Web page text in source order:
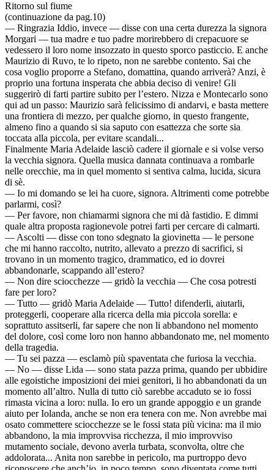
Ritorno sul fiume
(continuazione da pag.10)
— Ringrazia Iddio, invece — disse con una certa durezza la signora
Morgari — tua madre e tuo padre morirebbero di crepacuore se
vedessero il loro nome insozzato in questo sporco pasticcio. E anche
Maurizio di Ruvo, te lo ripeto, non ne sarebbe contento. Sai che
cosa voglio proporre a Stefano, domattina, quando arriverà? Anzi, è
proprio una fortuna insperata che abbia deciso di venire! Gli
suggerirò di farti partire subito per l’estero. Nizza e Montecarlo sono
qui ad un passo: Maurizio sarà felicissimo di andarvi, e basta mettere
una frontiera di mezzo, per qualche giorno, in questo frangente,
almeno fino a quando si sia saputo con esattezza che sorte sia
toccata alla piccola, per evitare scandali...
Finalmente Maria Adelaide lasciò cadere il giornale e si volse verso
la vecchia signora. Quella musica dannata continuava a rombarle
nelle orecchie, ma in quel momento si sentiva calma, lucida, sicura
di sè.
— Io mi domando se lei ha cuore, signora. Altrimenti come potrebbe
parlarmi, così?
— Per favore, non chiamarmi signora che mi dà fastidio. E dimmi
quale altra proposta ragionevole potrei farti per cercare di calmarti.
— Ascolti — disse con tono sdegnato la giovinetta — le persone
che mi hanno raccolto, nutrito, allevato a prezzo di sacrifici, si
trovano in un momento tragico, drammatico, ed io dovrei
abbandonarle, scappando all’estero?
— Non dire sciocchezze — gridò la vecchia — Che cosa potresti
fare per loro?
— Tutto — gridò Maria Adelaide — Tutto! difenderli, aiutarli,
proteggerli, cooperare alla ricerca della mia piccola sorella: e
soprattuto assitserli, far sapere che non li abbandono nel momento
del dolore, così come loro non hanno abbandonato me, nel momento
della tragedia.
— Tu sei pazza — esclamò più spaventata che furiosa la vecchia.
— No — disse Lida — sono stata pazza prima, quando per ubbidire
alle egoistiche imposizioni dei miei genitori, li ho abbandonati da un
momento all’altro. Nulla di tutto ciò sarebbe accaduto se io fossi
rimasta vicina a loro: nulla. Io ero un grande appoggio e un grande
aiuto per Iolanda, anche se non era tenera con me. Non avrebbe mai
osato commettere sciocchezze se le fossi stata più vicina: ma il mio
abbandono, la mia improvvisa ricchezza, il mio improvviso
mutamento sociale, devono averla turbata, sconvolta, oltre che
addolorata... Anita non sarebbe in pericolo, ma purtroppo devo